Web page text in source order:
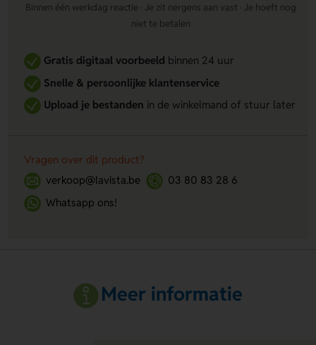
Binnen één werkdag reactie · Je zit nergens aan vast · Je hoeft nog
niet te betalen
Gratis digitaal voorbeeldbinnen 24 uur
Snelle & persoonlijke klantenservice
Upload je bestanden in de winkelmand of stuur later
Vragen over dit product?
verkoop@lavista.be
03 80 83 28 6
Whatsapp ons!
Meer informatie